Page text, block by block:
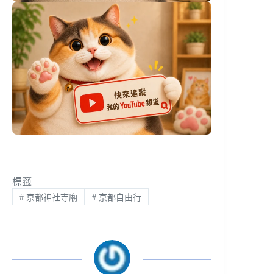
標籤
#京都神社寺廟 #京都自由行